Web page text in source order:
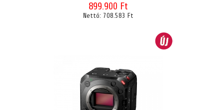
899.900 Ft
Nettó: 708.583 Ft